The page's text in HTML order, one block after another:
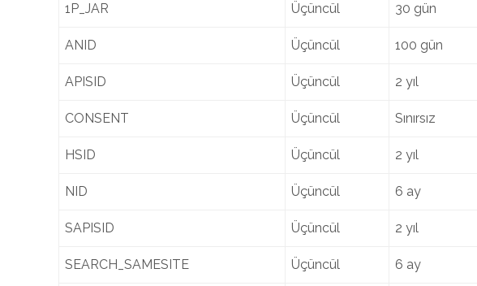
1P_JAR Üçüncül 30 gün
ANID Üçüncül 100 gün
APISID Üçüncül 2 yıl
CONSENT Üçüncül Sınırsız
HSID Üçüncül 2 yıl
NID Üçüncül 6 ay
SAPISID Üçüncül 2 yıl
SEARCH_SAMESITE Üçüncül 6 ay